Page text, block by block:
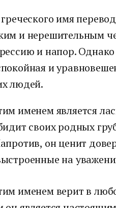
имя
и нерешительным
и напор.
и
людей.
именем является
своих родных
он ценит
на
именем верит в